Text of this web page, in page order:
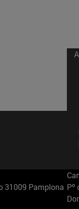
31009 Pamplona Pº